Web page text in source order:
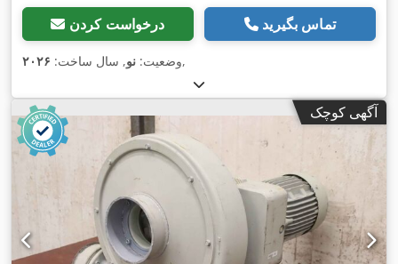
درخواست کردن تماس بگیرید
وضعیت: نو, سال ساخت: ۲۰۲۶ ,
آگهی کوچک